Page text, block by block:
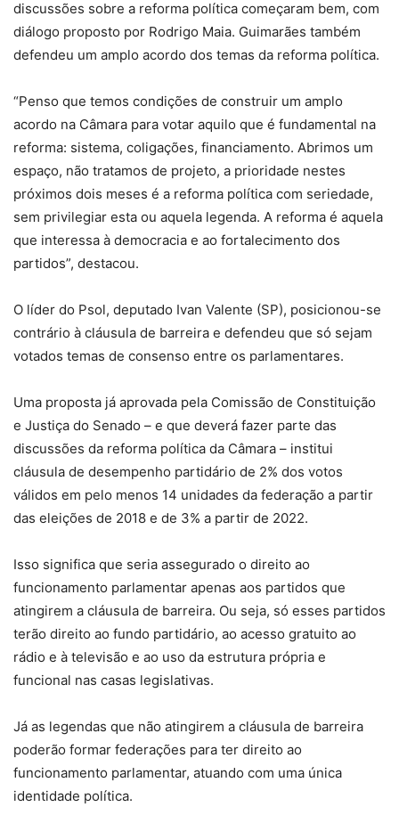
discussões sobre a reforma política começaram bem, com
diálogo proposto por Rodrigo Maia. Guimarães também
defendeu um amplo acordo dos temas da reforma política.
“Penso que temos condições de construir um amplo
acordo na Câmara para votar aquilo que é fundamental na
reforma: sistema, coligações, financiamento. Abrimos um
espaço, não tratamos de projeto, a prioridade nestes
próximos dois meses é a reforma política com seriedade,
sem privilegiar esta ou aquela legenda. A reforma é aquela
que interessa à democracia e ao fortalecimento dos
partidos”, destacou.
O líder do Psol, deputado Ivan Valente (SP), posicionou-se
contrário à cláusula de barreira e defendeu que só sejam
votados temas de consenso entre os parlamentares.
Uma proposta já aprovada pela Comissão de Constituição
e Justiça do Senado – e que deverá fazer parte das
discussões da reforma política da Câmara – institui
cláusula de desempenho partidário de 2% dos votos
válidos em pelo menos 14 unidades da federação a partir
das eleições de 2018 e de 3% a partir de 2022.
Isso significa que seria assegurado o direito ao
funcionamento parlamentar apenas aos partidos que
atingirem a cláusula de barreira. Ou seja, só esses partidos
terão direito ao fundo partidário, ao acesso gratuito ao
rádio e à televisão e ao uso da estrutura própria e
funcional nas casas legislativas.
Já as legendas que não atingirem a cláusula de barreira
poderão formar federações para ter direito ao
funcionamento parlamentar, atuando com uma única
identidade política.